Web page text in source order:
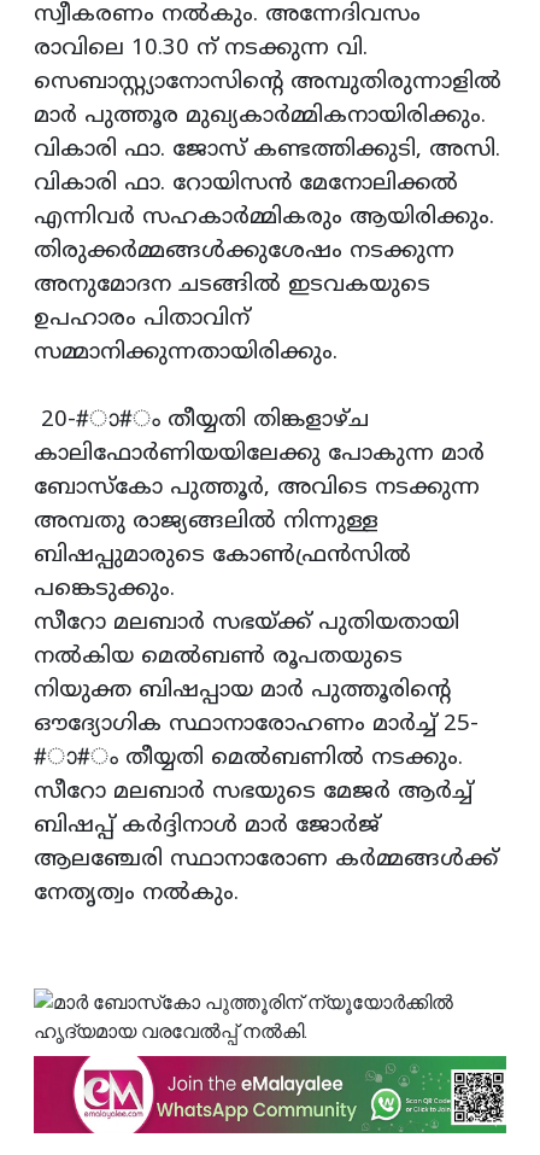
സ്വീകരണം നല്‍കും. അന്നേദിവസം
രാവിലെ 10.30 ന് നടക്കുന്ന വി.
സെബാസ്റ്റ്യാനോസിന്റെ അമ്പുതിരുന്നാളില്‍
മാര്‍ പുത്തൂര മുഖ്യകാര്‍മ്മികനായിരിക്കും.
വികാരി ഫാ. ജോസ് കണ്ടത്തിക്കുടി, അസി.
വികാരി ഫാ. റോയിസന്‍ മേനോലിക്കല്‍
എന്നിവര്‍ സഹകാര്‍മ്മികരും ആയിരിക്കും.
തിരുക്കര്‍മ്മങ്ങള്‍ക്കുശേഷം നടക്കുന്ന
അനുമോദന ചടങ്ങില്‍ ഇടവകയുടെ
ഉപഹാരം പിതാവിന്
സമ്മാനിക്കുന്നതായിരിക്കും.
20-#ാ#ം തീയ്യതി തിങ്കളാഴ്ച
കാലിഫോര്‍ണിയയിലേക്കു പോകുന്ന മാര്‍
ബോസ്‌കോ പുത്തൂര്‍, അവിടെ നടക്കുന്ന
അമ്പതു രാജ്യങ്ങലില്‍ നിന്നുള്ള
ബിഷപ്പുമാരുടെ കോണ്‍ഫ്രന്‍സില്‍
പങ്കെടുക്കും.
സീറോ മലബാര്‍ സഭയ്ക്ക് പുതിയതായി
നല്‍കിയ മെല്‍ബണ്‍ രൂപതയുടെ
നിയുക്ത ബിഷപ്പായ മാര്‍ പുത്തൂരിന്റെ
ഔദ്യോഗിക സ്ഥാനാരോഹണം മാര്‍ച്ച് 25-
#ാ#ം തീയ്യതി മെല്‍ബണില്‍ നടക്കും.
സീറോ മലബാര്‍ സഭയുടെ മേജര്‍ ആര്‍ച്ച്
ബിഷപ്പ് കര്‍ദ്ദിനാള്‍ മാര്‍ ജോര്‍ജ്
ആലഞ്ചേരി സ്ഥാനാരോണ കര്‍മ്മങ്ങള്‍ക്ക്
നേതൃത്വം നല്‍കും.